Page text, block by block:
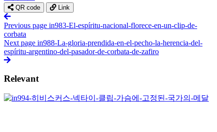
QR code Link
Previous page in983-El-espíritu-nacional-florece-en-un-clip-de-
corbata
Next page in988-La-gloria-prendida-en-el-pecho-la-herencia-del-
espíritu-argentino-del-pasador-de-corbata-de-zafiro
Relevant